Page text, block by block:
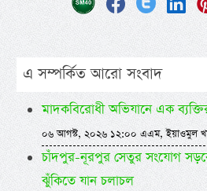
এ সম্পর্কিত আরো সংবাদ
মাদকবিরোধী অভিযানে এক
০৬ আগস্ট, ২০২৬ ১২:০০ এএম, ইয়াওমুল
চাঁদপুর-নূরপুর সেতুর সংযোগ
ঝুঁকিতে যান চলাচল